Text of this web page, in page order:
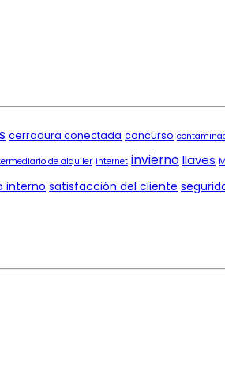
cerradura conectada concurso
de alquiler internet inviernollaves
interno satisfacción del cliente